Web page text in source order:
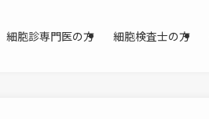
細胞診専門医の方 細胞検査士の方